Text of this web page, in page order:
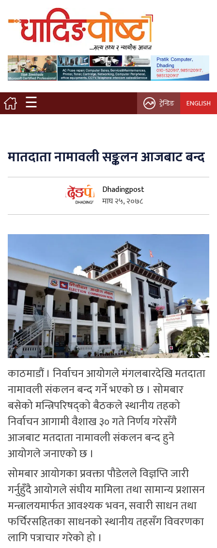
☰
मुख्य पृष्ठ
स्थानीय समाचार
विचार / ब्लग
नगर/गाउँ पालिका
प्रवास
सुचनाहरु
स्वास्थ्य
भिडियो
ट्रेन्डिङ ENGLISH
मातदाता नामावली सङ्कलन आजबाट बन्द
Dhadingpost
माघ २५, २०७८
काठमाडौं । निर्वाचन आयोगले मंगलबारदेखि मतदाता
नामावली संकलन बन्द गर्ने भएको छ । सोमबार
बसेको मन्त्रिपरिषद्को बैठकले स्थानीय तहको
निर्वाचन आगामी वैशाख ३० गते निर्णय गरेसँगै
आजबाट मतदाता नामावली संकलन बन्द हुने
आयोगले जनाएको छ ।
सोमबार आयोगका प्रवक्ता पौडेलले विज्ञप्ति जारी
गर्नुहुँदै आयोगले संघीय मामिला तथा सामान्य प्रशासन
मन्त्रालयमार्फत आवश्यक भवन, सवारी साधन तथा
फर्चिरसहितका साधनको स्थानीय तहसँग विवरणका
लागि पत्राचार गरेको हो ।